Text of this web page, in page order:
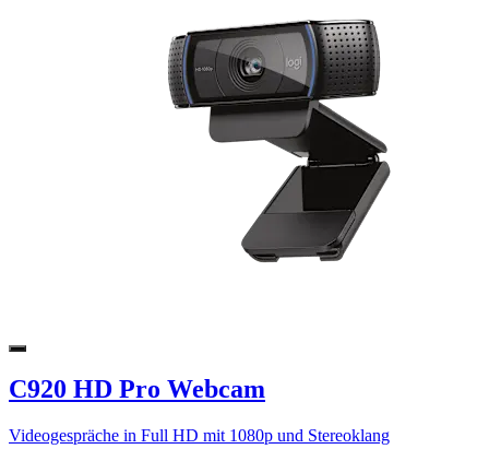
C920 HD Pro Webcam
Videogespräche in Full HD mit 1080p und Stereoklang